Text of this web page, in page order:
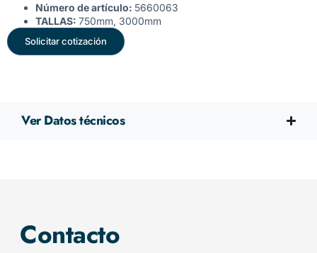
Número de artículo: 5660063
TALLAS: 750mm, 3000mm
Solicitar cotización
Ver Datos técnicos
Contacto